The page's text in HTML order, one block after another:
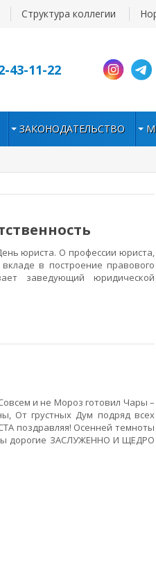
43-11-22
Структура коллегии
ЗАКОНОДАТЕЛЬСТВО
юриста. О профессии юриста,
в построение правового
заведующий юридической
и не Мороз готовил Чары –
От грустных Дум подряд всех
поздравляя! Осенней темноты
дорогие ЗАСЛУЖЕННО И ЩЕДРО